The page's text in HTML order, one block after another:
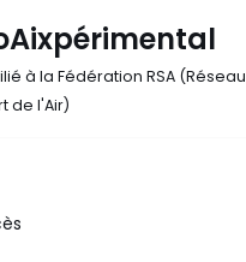
à la Fédération RSA (Réseau
de l'Air)